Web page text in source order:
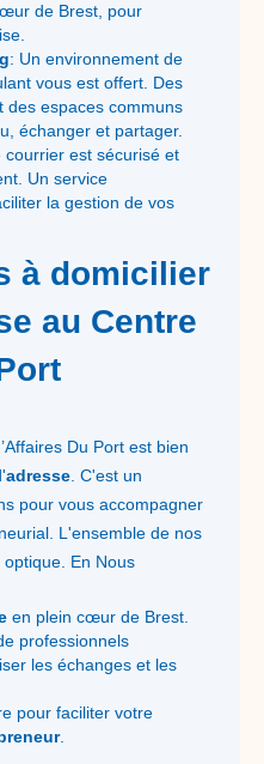
de Brest, pour
: Un environnement de
vous est offert. Des
des espaces communs
échanger et partager.
courrier est sécurisé et
Un service
la gestion de vos
à domicilier
au Centre
Du Port est bien
adresse . C'est un
pour vous accompagner
L'ensemble de nos
En Nous
en plein cœur de Brest.
professionnels
les échanges et les
pour faciliter votre
.